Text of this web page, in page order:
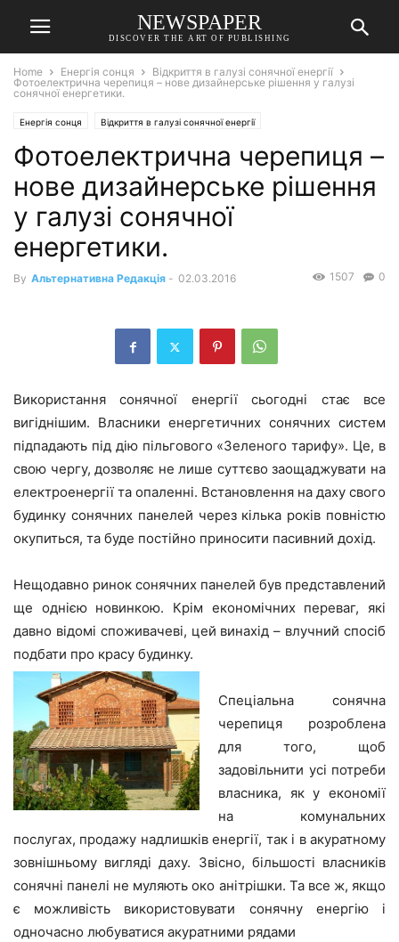
NEWSPAPER
DISCOVER THE ART OF PUBLISHING
Home Енергія сонця
Відкриття в галузі сонячної енергії
Фотоелектрична черепиця – нове дизайнерське рішення у галузі
сонячної енергетики.
Енергія сонця Відкриття в галузі сонячної енергії
Фотоелектрична черепиця –
нове дизайнерське рішення
у галузі сонячної
енергетики.
By Альтернативна Редакція - 02.03.2016 0
1507
Використання сонячної енергії сьогодні стає все
вигіднішим. Власники енергетичних сонячних систем
підпадають під дію пільгового «Зеленого тарифу». Це, в
свою чергу, дозволяє не лише суттєво заощаджувати на
електроенергії та опаленні. Встановлення на даху свого
будинку сонячних панелей через кілька років повністю
окупиться, та буде постійно приносити пасивний дохід.
Нещодавно ринок сонячних панелей був представлений
ще однією новинкою. Крім економічних переваг, які
давно відомі споживачеві, цей винахід – влучний спосіб
подбати про красу будинку.
Спеціальна сонячна
черепиця розроблена
для того, щоб
задовільнити усі потреби
власника, як у економії
на комунальних
послугах, продажу надлишків енергії, так і в акуратному
зовнішньому вигляді даху. Звісно, більшості власників
сонячні панелі не муляють око анітрішки. Та все ж, якщо
є можливість використовувати сонячну енергію і
одночасно любуватися акуратними рядами